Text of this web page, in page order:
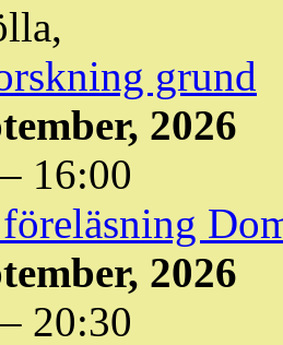
grund
2026
– 16:00
2026
– 20:30